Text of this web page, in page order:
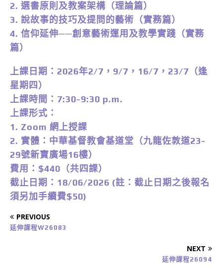
2. 選書原則及教案架構（理論篇）
3. 說故事的技巧及提問的藝術（實務篇）
4. 信仰延伸──創意藝術運用及教學實踐（實務
篇）
上課日期：2026年2/7，9/7，16/7，23/7（逢
星期四）
上課時間：7:30-9:30 p.m.
上課形式：
1. Zoom 網上授課
2. 實體：中華基督教會基道堂（九龍佐敦道23-
29號新寶廣場16樓）
費用：$440（共四課）
截止日期：18/06/2026 (註：截止日期之後報名
須另加手續費$50)
PREVIOUS
延伸課程W26083
NEXT
延伸課程26094